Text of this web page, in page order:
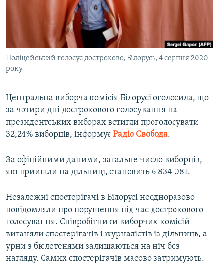
ВІДЕОУРОКИ «ELIFBE»
СВІДЧЕННЯ ОКУПАЦІЇ
УКРАЇНСЬКА ПРОБЛЕМА КРИМУ
ІНФОГРАФІКА
ДОЛУЧАЙСЯ!
Усі сайти RFE/RL
Поліцейський голосує достроково, Білорусь, 4 серпня 2020
року
Центральна виборча комісія Білорусі оголосила, що
за чотири дні дострокового голосування на
президентських виборах встигли проголосувати
32,24% виборців, інформує Радіо Свобода.
За офіційними даними, загальне число виборців,
які прийшли на дільниці, становить 6 834 081.
Незалежні спостерігачі в Білорусі неодноразово
повідомляли про порушення під час дострокового
голосування. Співробітники виборчих комісій
виганяли спостерігачів і журналістів із дільниць, а
урни з бюлетенями залишаються на ніч без
нагляду. Самих спостерігачів масово затримують.